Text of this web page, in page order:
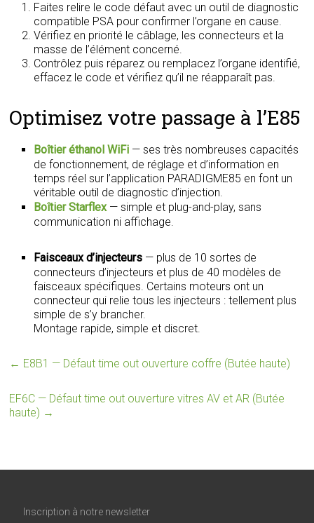
Faites relire le code défaut avec un outil de diagnostic
compatible PSA pour confirmer l’organe en cause.
Vérifiez en priorité le câblage, les connecteurs et la
masse de l’élément concerné.
Contrôlez puis réparez ou remplacez l’organe identifié,
effacez le code et vérifiez qu’il ne réapparaît pas.
Optimisez votre passage à l’E85
Boîtier éthanol WiFi — ses très nombreuses capacités
de fonctionnement, de réglage et d’information en
temps réel sur l’application PARADIGME85 en font un
véritable outil de diagnostic d’injection.
Boîtier Starflex— simple et plug-and-play, sans
communication ni affichage.
Faisceaux d’injecteurs — plus de 10 sortes de
connecteurs d’injecteurs et plus de 40 modèles de
faisceaux spécifiques. Certains moteurs ont un
connecteur qui relie tous les injecteurs : tellement plus
simple de s’y brancher.
Montage rapide, simple et discret.
← E8B1 — Défaut time out ouverture coffre (Butée haute)
EF6C — Défaut time out ouverture vitres AV et AR (Butée
haute) →
Inscription à notre newsletter